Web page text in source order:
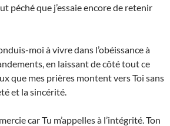
péché que j’essaie encore de retenir
moi à vivre dans l’obéissance à
en laissant de côté tout ce
que mes prières montent vers Toi sans
et la sincérité.
car Tu m’appelles à l’intégrité. Ton